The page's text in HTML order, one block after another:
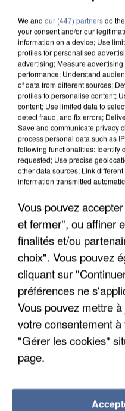
UN SECOND CADRE
INTERPELLÉ EN
We and our (447) partnersdo
your consent and/or our
information on a device; Use
profiles for personalised
advertising; Measure
performance; Understand
of data from different sources;
profiles to personalise content;
content; Use limited data to
detect fraud, and fix errors;
Save and communicate privacy
process personal data such as
following functionalities: Identify
requested; Use precise
other data sources; Link
information transmitted
Vous pouvez
et fermer", ou affiner
finalités et/ou
choix". Vous pouvez
cliquant sur
préférences ne
Vous pouvez mettre
votre consentement
"Gérer les cookies"
page.